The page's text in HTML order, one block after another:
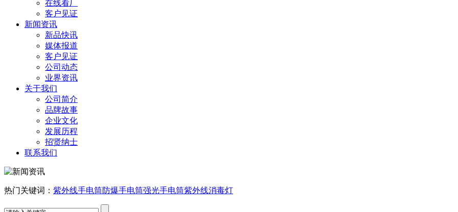
在线看厂
客户见证
新闻资讯
新品快讯
媒体报道
客户见证
公司动态
业界资讯
关于我们
公司简介
品牌故事
企业文化
发展历程
招贤纳士
联系我们
热门关键词： 紫外线手电筒防爆手电筒强光手电筒紫外线消毒灯